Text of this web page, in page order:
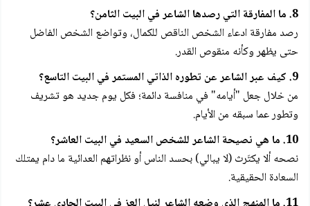
8. ما المفارقة التي رصدها الشاعر في البيت الثامن؟
رصد مفارقة ادعاء الشخص الناقص للكمال، وتواضع الشخص الفاضل
حتى يظهر وكأنه منقوص القدر.
9. كيف عبر الشاعر عن تطوره الذاتي المستمر في البيت التاسع؟
من خلال جعل "أيامه" في منافسة دائمة؛ فكل يوم جديد هو تشريف
وتطور عما سبقه من الأيام.
10. ما هي نصيحة الشاعر للشخص السعيد في البيت العاشر؟
نصحه ألا يكتَرث (لا يبالي) بحسد الناس أو نظراتهم العدائية ما دام يمتلك
السعادة الحقيقية.